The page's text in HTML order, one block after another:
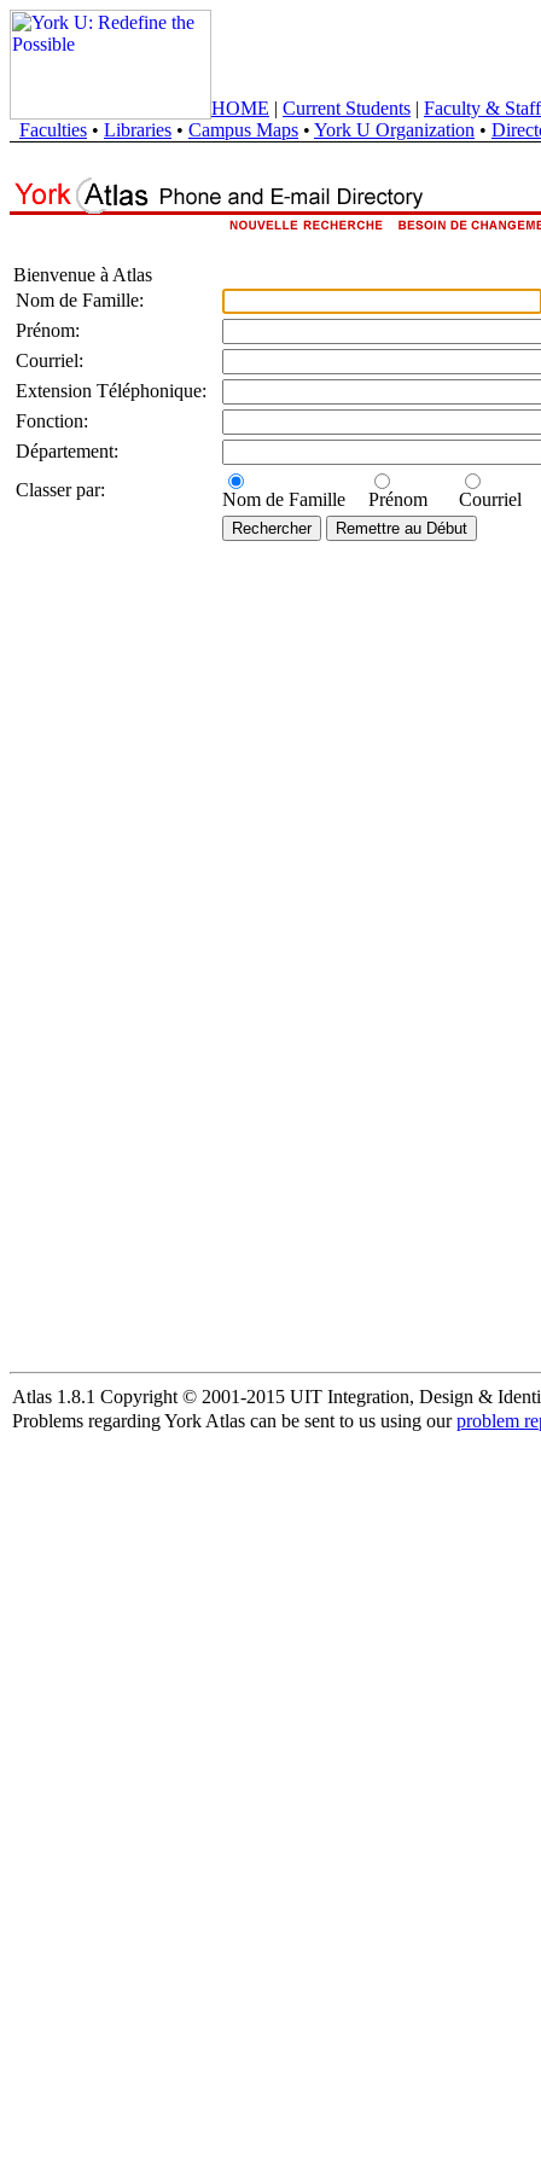
HOME | Current Students | Faculty & Staff
Faculties • Libraries • Campus Maps • York U Organization •
Bienvenue à Atlas
Nom de Famille:
Prénom:
Courriel:
Extension Téléphonique:
Fonction:
Département:
Classer par:
Nom de Famille Prénom Courriel
Atlas 1.8.1 Copyright © 2001-2015 UIT Integration, Design &
Problems regarding York Atlas can be sent to us using ourproblem